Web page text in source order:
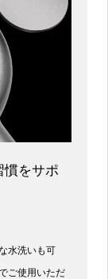
慣をサポ
水洗いも可
ご使用いただ